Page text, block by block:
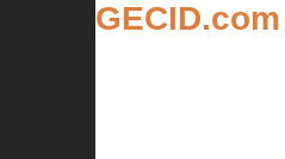
GECID.com